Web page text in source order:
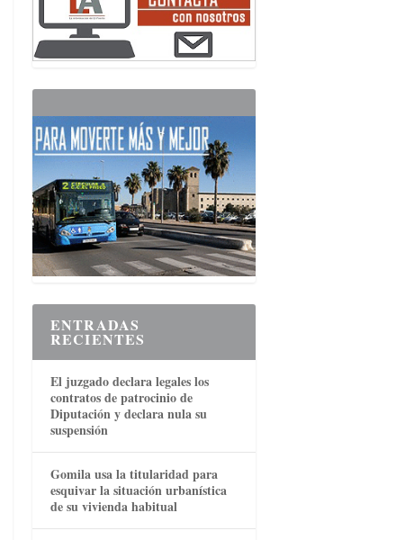
ENTRADAS
RECIENTES
El juzgado declara legales los
contratos de patrocinio de
Diputación y declara nula su
suspensión
Gomila usa la titularidad para
esquivar la situación urbanística
de su vivienda habitual